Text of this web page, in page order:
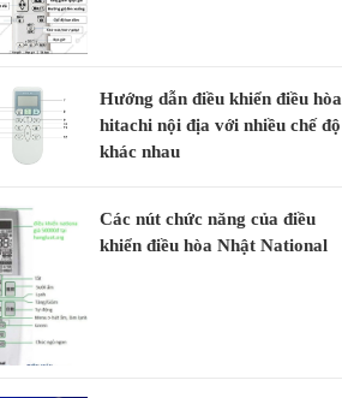
Hướng dẫn điều khiển điều hòa
hitachi nội địa với nhiều chế độ
khác nhau
Các nút chức năng của điều
khiển điều hòa Nhật National